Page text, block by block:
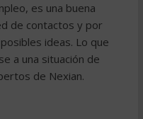
es una buena
de contactos y por
ideas. Lo que
a una situación de
de Nexian.